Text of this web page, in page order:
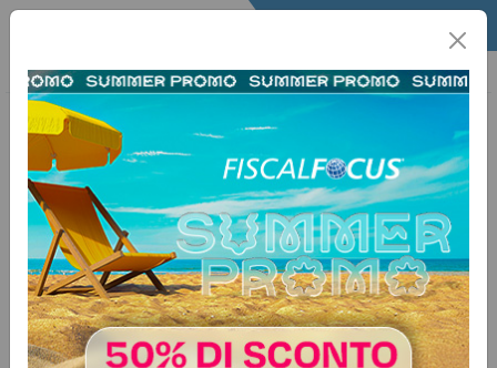
Home Quotidiano Il Quotidiano Articoli Fisco
8 aprile 2025
Categorie: Isa > Varie
Gli ISA 2025 fanno spazio alla
nuova classificazione Ateco
Autore:Federico Aiello